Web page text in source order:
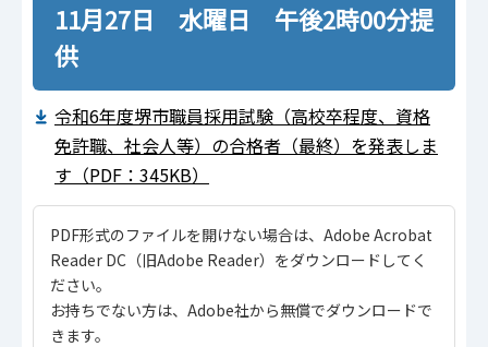
11月27日 水曜日 午後2時00分提
供
令和6年度堺市職員採用試験（高校卒程度、資格
免許職、社会人等）の合格者（最終）を発表しま
す（PDF：345KB）
PDF形式のファイルを開けない場合は、Adobe Acrobat
Reader DC（旧Adobe Reader）をダウンロードしてく
ださい。
お持ちでない方は、Adobe社から無償でダウンロードで
きます。